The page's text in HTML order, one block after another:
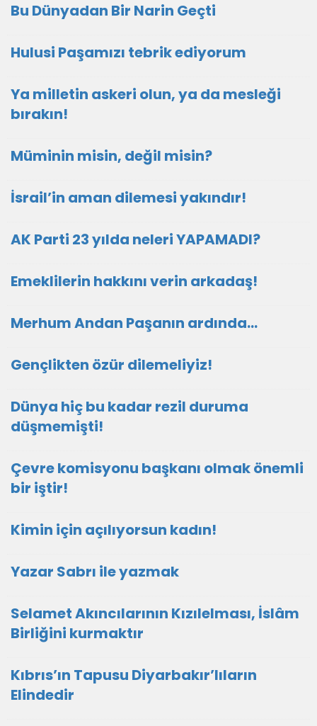
Bu Dünyadan Bir Narin Geçti
Hulusi Paşamızı tebrik ediyorum
Ya milletin askeri olun, ya da mesleği
bırakın!
Müminin misin, değil misin?
İsrail’in aman dilemesi yakındır!
AK Parti 23 yılda neleri YAPAMADI?
Emeklilerin hakkını verin arkadaş!
Merhum Andan Paşanın ardında…
Gençlikten özür dilemeliyiz!
Dünya hiç bu kadar rezil duruma
düşmemişti!
Çevre komisyonu başkanı olmak önemli
bir iştir!
Kimin için açılıyorsun kadın!
Yazar Sabrı ile yazmak
Selamet Akıncılarının Kızılelması, İslâm
Birliğini kurmaktır
Kıbrıs’ın Tapusu Diyarbakır’lıların
Elindedir